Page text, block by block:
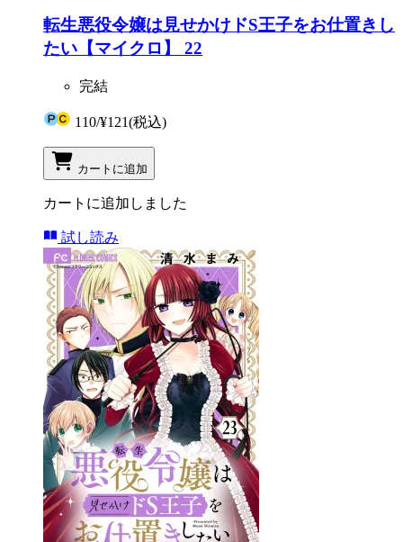
転生悪役令嬢は見せかけドS王子をお仕置きし
たい【マイクロ】 22
完結
110/¥121(税込)
カートに追加
カートに追加しました
試し読み